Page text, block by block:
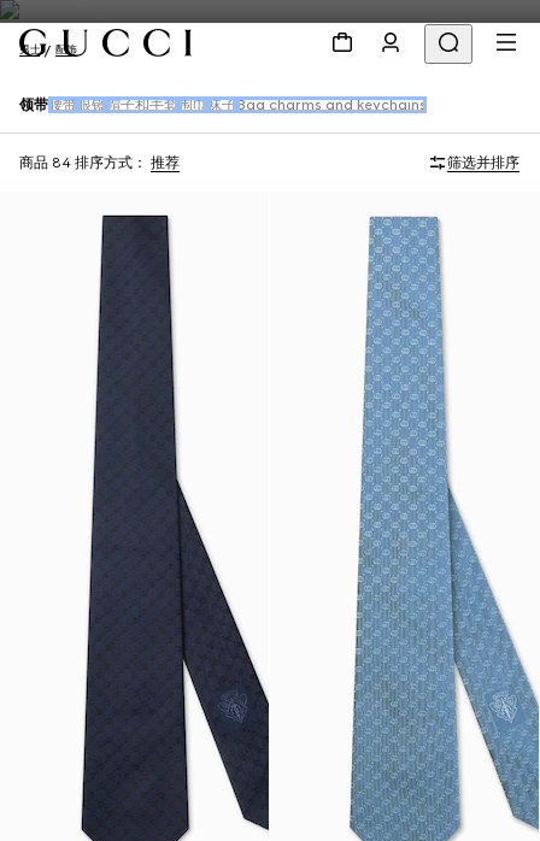
男士 配饰
领带 腰带 眼镜 帽子和手套 围巾 袜子 Bag charms and keychains
商品 84 排序方式： 推荐 筛选并排序